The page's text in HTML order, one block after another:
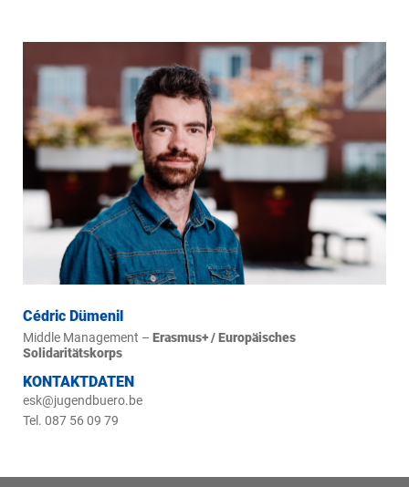
Cédric Dümenil
Middle Management – Erasmus+ / Europäisches
Solidaritätskorps
KONTAKTDATEN
esk@jugendbuero.be
Tel. 087 56 09 79